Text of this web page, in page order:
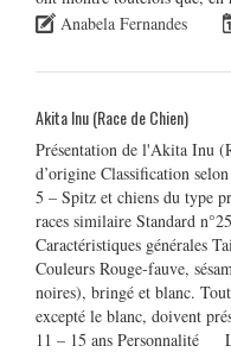
Anabela Fernandes
Akita Inu (Race de Chien)
Présentation de l'Akita Inu
d’origine Classification
5 – Spitz et chiens du type
races similaire Standard
Caractéristiques générales
Couleurs Rouge-fauve,
noires), bringé et blanc.
excepté le blanc, doivent
11 – 15 ans Personnalité